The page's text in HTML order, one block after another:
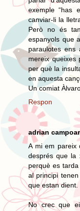
exemple “has
canviar-li la
Però no és
espanyols que
paraulotes
mereix queixes
per què la
en aquesta
Un comiat
Respon
adrian
A mi em pareix
després que la
perquè es
al principi
que estan dient.
No crec que